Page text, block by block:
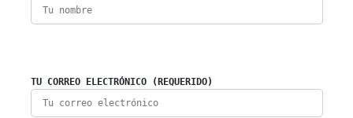
TU CORREO ELECTRÓNICO (REQUERIDO)